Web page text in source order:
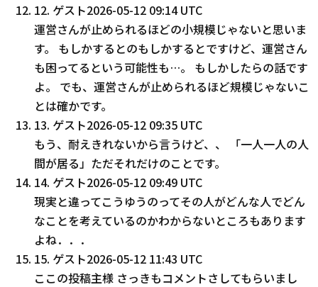
12. ゲスト2026-05-12 09:14 UTC
運営さんが止められるほどの小規模じゃないと思いま
す。 もしかするとのもしかするとですけど、運営さん
も困ってるという可能性も…。 もしかしたらの話です
よ。 でも、運営さんが止められるほど規模じゃないこ
とは確かです。
13. ゲスト2026-05-12 09:35 UTC
もう、耐えきれないから言うけど、、 「一人一人の人
間が居る」ただそれだけのことです。
14. ゲスト2026-05-12 09:49 UTC
現実と違ってこうゆうのってその人がどんな人でどん
なことを考えているのかわからないところもあります
よね．．．
15. ゲスト2026-05-12 11:43 UTC
ここの投稿主様 さっきもコメントさしてもらいまし